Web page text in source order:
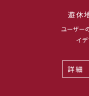
遊休
ユーザー
イ
詳細